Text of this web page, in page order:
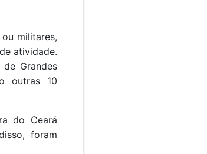
militares,
atividade.
Grandes
outras 10
do Ceará
foram